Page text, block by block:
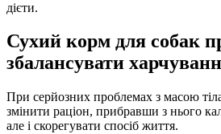
дієти.
Сухий корм для собак
збалансувати
При серйозних проблемах з масою
змінити раціон, прибравши з нього
але і скорегувати спосіб життя.